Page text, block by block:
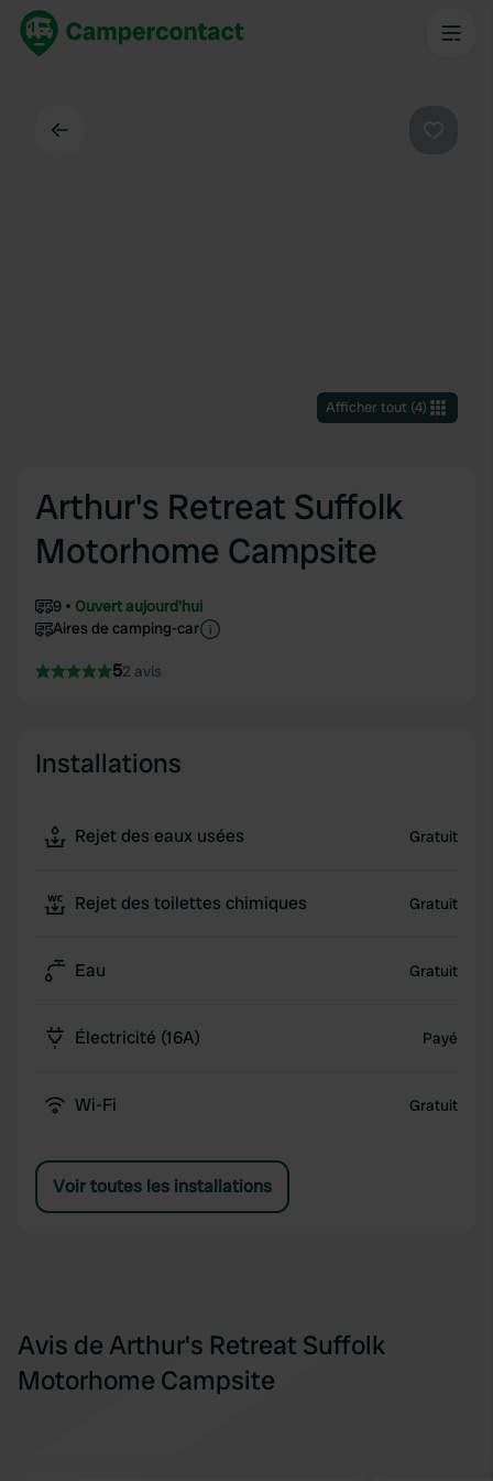
Afficher tout(4)
Arthur's Retreat Suffolk
Motorhome Campsite
9
Ouvert aujourd'hui
Aires de camping-car
52 avis
Installations
Rejet des eaux usées Gratuit
Rejet des toilettes chimiques Gratuit
Eau Gratuit
Électricité (16A) Payé
Wi-Fi Gratuit
Voir toutes les installations
Avis de Arthur's Retreat Suffolk
Motorhome Campsite